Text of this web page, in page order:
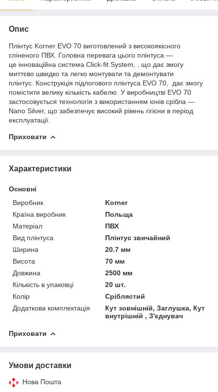
Опис
Плінтус Korner EVO 70 виготовлений з високоякісного
спіненого ПВХ. Головна перевага цього плінтуса —
це інноваційна система Click-fit System, , що дає змогу
миттєво швидко та легко монтувати та демонтувати
плінтуc. Конструкція підлогового плінтуса EVO 70, дає змогу
помістити велику кількість кабелю. У виробництві EVO 70
застосовується технологія з використанням іонів срібла —
Nano Silver, що забезпечує високий рівень гігієни в період
експлуатації.
Приховати
Характеристики
Основні
Виробник
Korner
Країна виробник
Польща
Матеріал
ПВХ
Вид плінтуса
Плінтус звичайний
Ширина
20.7 мм
Висота
70 мм
Довжина
2500 мм
Кількість в упаковці
20 шт.
Колір
Сріблястий
Додаткова комплектація
Кут зовнішній, Заглушка, Кут
внутрішній , З'єднувач
Приховати
Умови доставки
Нова Пошта